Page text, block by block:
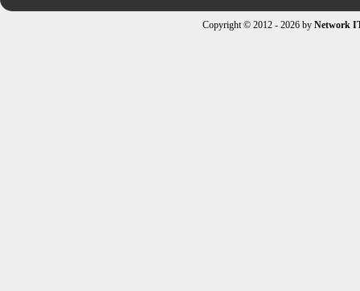
Copyright © 2012 - 2026 by Network